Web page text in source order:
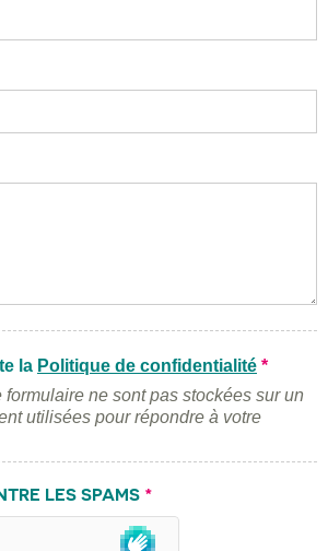
la Politique de confidentialité *
ne sont pas stockées sur un
utilisées pour répondre à votre
LES SPAMS *